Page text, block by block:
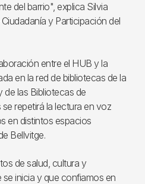
del barrio", explica Silvia
y Participación del
entre el HUB y la
en la red de bibliotecas de la
las Bibliotecas de
repetirá la lectura en voz
en distintos espacios
Bellvitge.
de salud, cultura y
inicia y que confiamos en